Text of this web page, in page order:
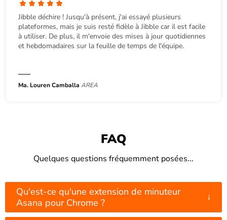
Jibble déchire ! Jusqu'à présent, j'ai essayé plusieurs
plateformes, mais je suis resté fidèle à Jibble car il est facile
à utiliser. De plus, il m'envoie des mises à jour quotidiennes
et hebdomadaires sur la feuille de temps de l'équipe.
Ma. Louren Camballa AREA
FAQ
Quelques questions fréquemment posées...
Qu'est-ce qu'une extension de minuteur
Asana pour Chrome ?
↓